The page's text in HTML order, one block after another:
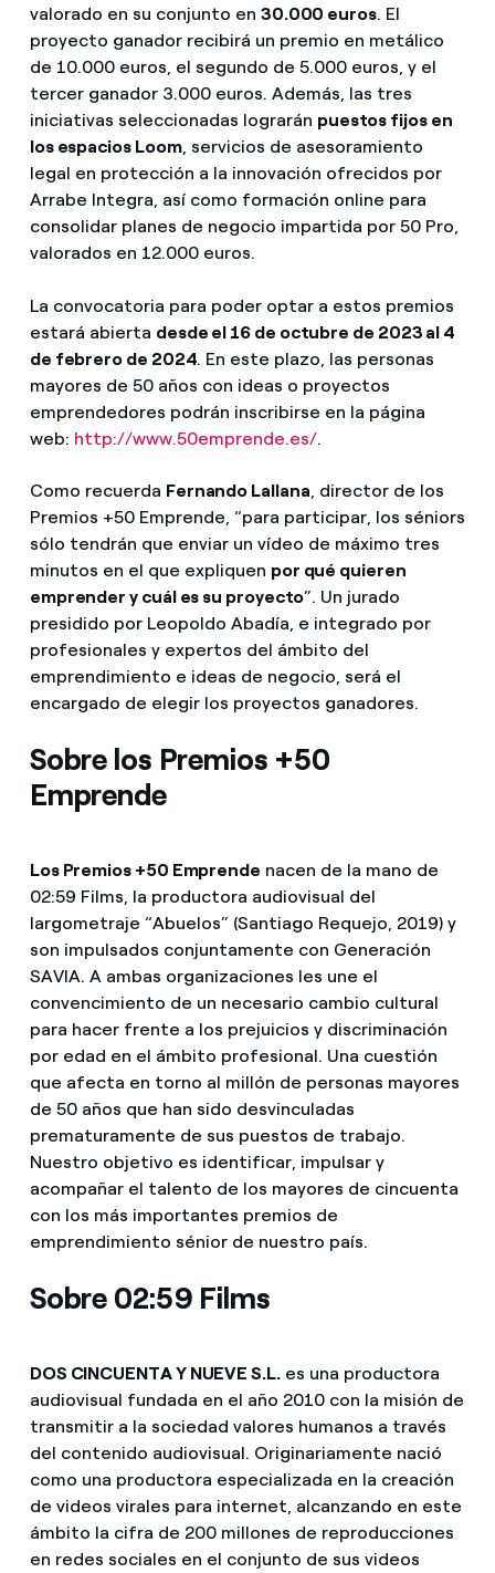
valorado en su conjunto en 30.000 euros. El
proyecto ganador recibirá un premio en metálico
de 10.000 euros, el segundo de 5.000 euros, y el
tercer ganador 3.000 euros. Además, las tres
iniciativas seleccionadas lograrán puestos fijos en
los espacios Loom, servicios de asesoramiento
legal en protección a la innovación ofrecidos por
Arrabe Integra, así como formación online para
consolidar planes de negocio impartida por 50 Pro,
valorados en 12.000 euros.
La convocatoria para poder optar a estos premios
estará abierta desde el 16 de octubre de 2023 al 4
de febrero de 2024. En este plazo, las personas
mayores de 50 años con ideas o proyectos
emprendedores podrán inscribirse en la página
web: http://www.50emprende.es/.
Como recuerda Fernando Lallana , director de los
Premios +50 Emprende, “para participar, los séniors
sólo tendrán que enviar un vídeo de máximo tres
minutos en el que expliquen por qué quieren
emprender y cuál es su proyecto”. Un jurado
presidido por Leopoldo Abadía, e integrado por
profesionales y expertos del ámbito del
emprendimiento e ideas de negocio, será el
encargado de elegir los proyectos ganadores.
Sobre los Premios +50
Emprende
Los Premios +50 Emprende nacen de la mano de
02:59 Films, la productora audiovisual del
largometraje “Abuelos” (Santiago Requejo, 2019) y
son impulsados conjuntamente con Generación
SAVIA. A ambas organizaciones les une el
convencimiento de un necesario cambio cultural
para hacer frente a los prejuicios y discriminación
por edad en el ámbito profesional. Una cuestión
que afecta en torno al millón de personas mayores
de 50 años que han sido desvinculadas
prematuramente de sus puestos de trabajo.
Nuestro objetivo es identificar, impulsar y
acompañar el talento de los mayores de cincuenta
con los más importantes premios de
emprendimiento sénior de nuestro país.
Sobre 02:59 Films
DOS CINCUENTA Y NUEVE S.L.es una productora
audiovisual fundada en el año 2010 con la misión de
transmitir a la sociedad valores humanos a través
del contenido audiovisual. Originariamente nació
como una productora especializada en la creación
de videos virales para internet, alcanzando en este
ámbito la cifra de 200 millones de reproducciones
en redes sociales en el conjunto de sus videos